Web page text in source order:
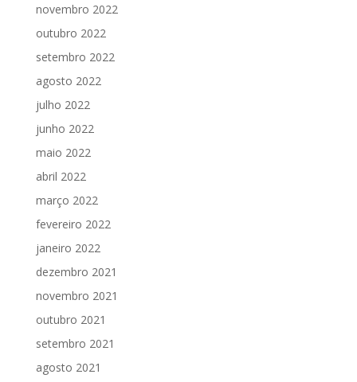
novembro 2022
outubro 2022
setembro 2022
agosto 2022
julho 2022
junho 2022
maio 2022
abril 2022
março 2022
fevereiro 2022
janeiro 2022
dezembro 2021
novembro 2021
outubro 2021
setembro 2021
agosto 2021